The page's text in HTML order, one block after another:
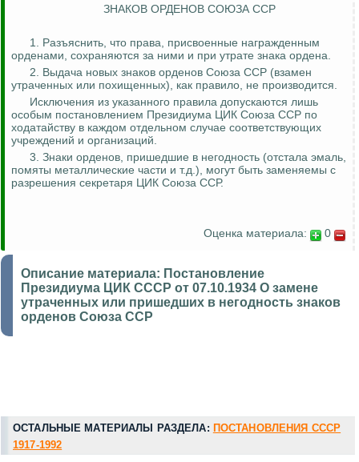
ЗНАКОВ ОРДЕНОВ СОЮЗА ССР
1. Разъяснить, что права, присвоенные награжденным
орденами, сохраняются за ними и при утрате знака ордена.
2. Выдача новых знаков орденов Союза ССР (взамен
утраченных или похищенных), как правило, не производится.
Исключения из указанного правила допускаются лишь
особым постановлением Президиума ЦИК Союза ССР по
ходатайству в каждом отдельном случае соответствующих
учреждений и организаций.
3. Знаки орденов, пришедшие в негодность (отстала эмаль,
помяты металлические части и т.д.), могут быть заменяемы с
разрешения секретаря ЦИК Союза ССР.
Оценка материала: 0
Описание материала: Постановление
Президиума ЦИК СССР от 07.10.1934 О замене
утраченных или пришедших в негодность знаков
орденов Союза ССР
ОСТАЛЬНЫЕ МАТЕРИАЛЫ РАЗДЕЛА: ПОСТАНОВЛЕНИЯ СССР
1917-1992